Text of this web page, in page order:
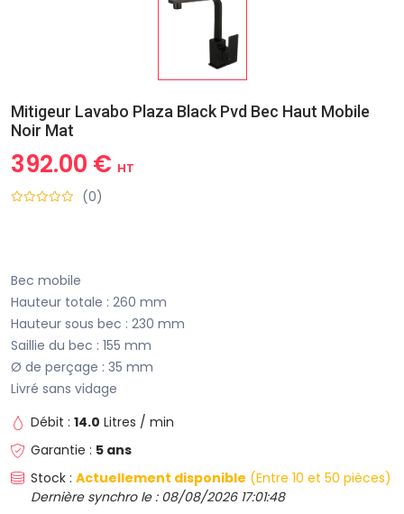
Mitigeur Lavabo Plaza Black Pvd Bec Haut Mobile
Noir Mat
392.00 € HT
(0)
Bec mobile
Hauteur totale : 260 mm
Hauteur sous bec : 230 mm
Saillie du bec : 155 mm
Ø de perçage : 35 mm
Livré sans vidage
Débit : 14.0 Litres / min
Garantie : 5 ans
Stock : Actuellement disponible (Entre 10 et 50 pièces)
Dernière synchro le : 08/08/2026 17:01:48